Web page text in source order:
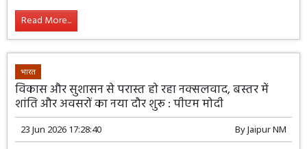
Read More...
भारत
विकास और सुशासन से परास्त हो रहा नक्सलवाद, बस्तर में
शांति और अवसरों का नया दौर शुरू : पीएम मोदी
23 Jun 2026 17:28:40 ByJaipur NM